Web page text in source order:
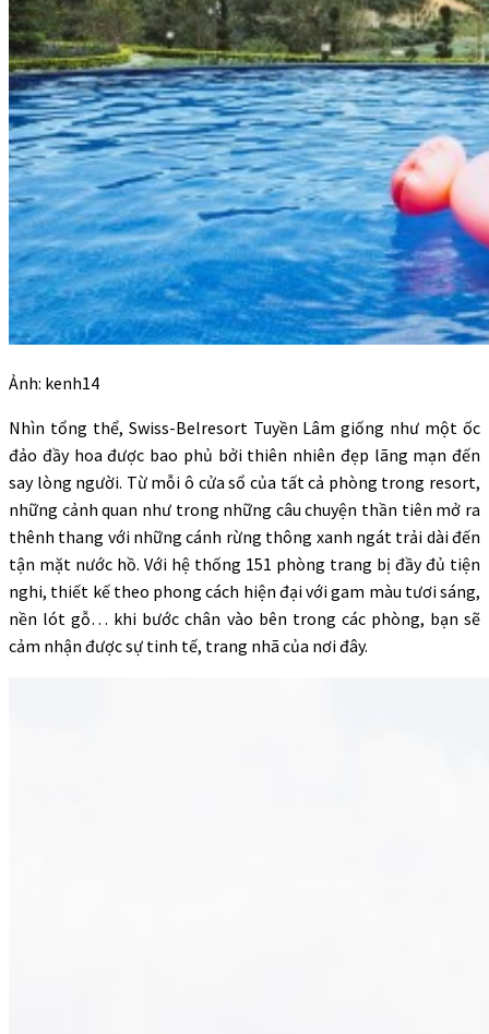
Ảnh: kenh14
Nhìn tổng thể, Swiss-Belresort Tuyền Lâm giống như một ốc
đảo đầy hoa được bao phủ bởi thiên nhiên đẹp lãng mạn đến
say lòng người. Từ mỗi ô cửa sổ của tất cả phòng trong resort,
những cảnh quan như trong những câu chuyện thần tiên mở ra
thênh thang với những cánh rừng thông xanh ngát trải dài đến
tận mặt nước hồ. Với hệ thống 151 phòng trang bị đầy đủ tiện
nghi, thiết kế theo phong cách hiện đại với gam màu tươi sáng,
nền lót gỗ… khi bước chân vào bên trong các phòng, bạn sẽ
cảm nhận được sự tinh tế, trang nhã của nơi đây.